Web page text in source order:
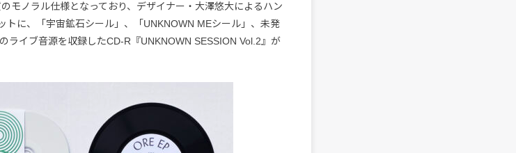
モノラル仕様となっており、デザイナー・大澤悠大によるハン
トに、「宇宙鉱石シール」、「UNKNOWN MEシール」、未発
ライブ音源を収録したCD-R『UNKNOWN SESSION Vol.2』が